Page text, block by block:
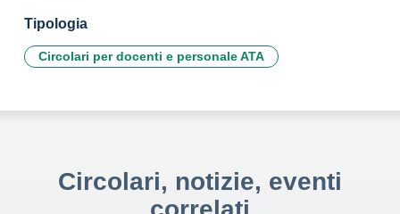
Tipologia
Circolari per docenti e personale ATA
Circolari, notizie, eventi